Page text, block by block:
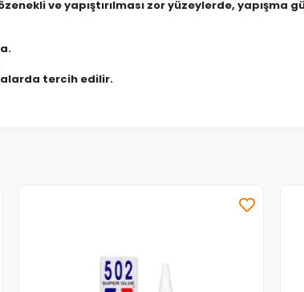
ve yapıştırılması zor yüzeylerde, yapışma
tercih edilir.